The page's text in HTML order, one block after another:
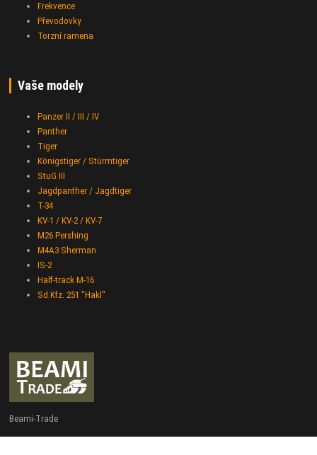
Frekvence
Převodovky
Torzní ramena
Vaše modely
Panzer II / III / IV
Panther
Tiger
Königstiger / Stürmtiger
StuG III
Jagdpanther / Jagdtiger
T-34
KV-1 / KV-2 / KV-7
M26 Pershing
M4A3 Sherman
IS-2
Half-track M-16
Sd.Kfz. 251 "Hakl"
Beami-Trade